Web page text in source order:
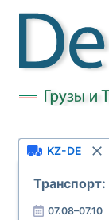
KZ-DE
Транспорт:
07.08–07.10